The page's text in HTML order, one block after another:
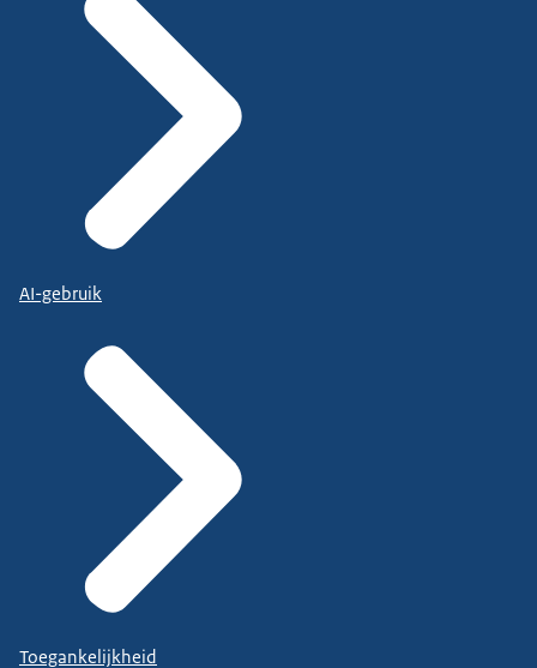
AI-gebruik
Toegankelijkheid